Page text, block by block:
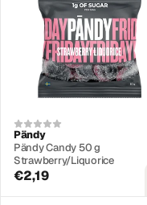
Pändy
Pändy Candy 50 g
Strawberry/Liquorice
€2,19